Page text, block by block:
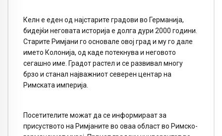
Келн е еден од најстарите градови во Германија,
бидејќи неговата историја е долга дури 2000 години.
Старите Римјани го основале овој град и му го дале
името Колонија, од каде потекнува и неговото
сегашно име. Градот растел и се развивал многу
брзо и станал најважниот северен центар на
Римската империја.
Посетителите можат да се информираат за
присуството на Римјаните во оваа област во Римско-